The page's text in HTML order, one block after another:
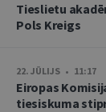
Tieslietu
Pols Kreigs
22. JŪLIJS • 11:17
Eiropas
tiesiskuma